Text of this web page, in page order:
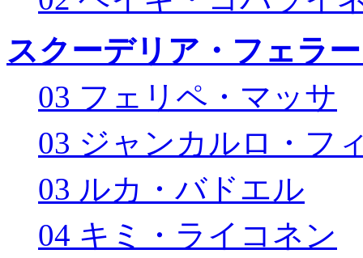
スクーデリア・フェラ
03 フェリペ・マッサ
03 ジャンカルロ・フ
03 ルカ・バドエル
04 キミ・ライコネン